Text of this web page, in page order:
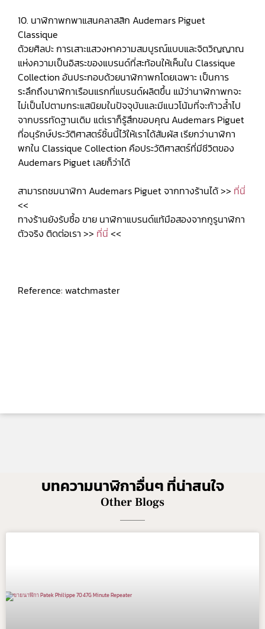
10. นาฬิกาพกพาแสนคลาสสิก Audemars Piguet
Classique
ด้วยศิลปะ การเสาะแสวงหาความสมบูรณ์แบบและจิตวิญญาณ
แห่งความเป็นอิสระของแบรนด์ที่สะท้อนให้เห็นใน Classique
Collection อันประกอบด้วยนาฬิกาพกโดยเฉพาะ เป็นการ
ระลึกถึงนาฬิกาเรือนแรกที่แบรนด์ผลิตขึ้น แม้ว่านาฬิกาพกจะ
ไม่เป็นไปตามกระแสนิยมในปัจจุบันและมีแนวโน้มที่จะก้าวล้ำไป
จากบรรทัดฐานเดิม แต่เราก็รู้สึกขอบคุณ Audemars Piguet
ที่อนุรักษ์ประวัติศาสตร์ชิ้นนี้ไว้ให้เราได้สัมผัส เรียกว่านาฬิกา
พกใน Classique Collection คือประวัติศาสตร์ที่มีชีวิตของ
Audemars Piguet เลยก็ว่าได้
สามารถชมนาฬิกา Audemars Piguet จากทางร้านได้ >> ที่นี่
<<
ทางร้านยังรับซื้อ ขาย นาฬิกาแบรนด์แท้มือสองจากกูรูนาฬิกา
ตัวจริง ติดต่อเรา >> ที่นี่ <<
Reference: watchmaster
บทความนาฬิกาอื่นๆ ที่น่าสนใจ
Other Blogs